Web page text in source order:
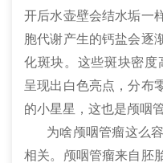
开后水壶壁会结水垢一
胞代谢产生的钙盐会逐
化斑块。这些斑块密度
呈现出白色亮点，分布
的小星星，这也是颅咽
为啥颅咽管瘤这么
相关。颅咽管瘤来自胚